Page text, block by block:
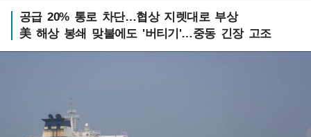
공급 20% 통로 차단…협상 지렛대로 부상
美 해상 봉쇄 맞불에도 '버티기'…중동 긴장 고조